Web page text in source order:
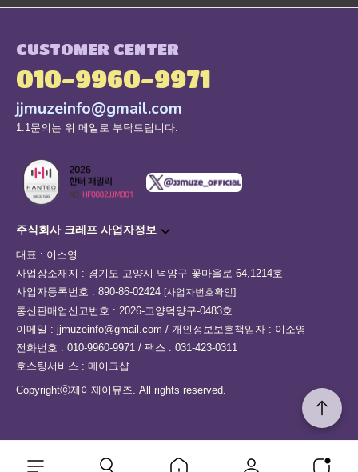
CUSTOMER CENTER
010-9960-9971
jjmuzeinfo@gmail.com
1:1문의는 위 메일로 부탁드립니다.
주식회사 크레프 사업자정보
대표 : 이소영
사업장소재지 : 경기도 고양시 덕양구 꽃마을로 64,1214호
사업자등록번호 : 890-86-02424 [사업자번호확인]
통신판매업신고번호 : 2026-고양덕양구-0483호
이메일 : jjmuzeinfo@gmail.com / 개인정보보호책임자 : 이소영
전화번호 : 010-9960-9971 / 팩스 : 031-423-0311
호스팅서비스 : 메이크샵
Copyrightⓒ제이제이뮤즈. All rights reserved.